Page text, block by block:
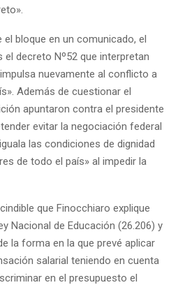
el bloque en un comunicado, el
decreto Nº52 que interpretan
nuevamente al conflicto a
Además de cuestionar el
apuntaron contra el presidente
evitar la negociación federal
las condiciones de dignidad
de todo el país» al impedir la
que Finocchiaro explique
Nacional de Educación (26.206) y
la forma en la que prevé aplicar
salarial teniendo en cuenta
en el presupuesto el